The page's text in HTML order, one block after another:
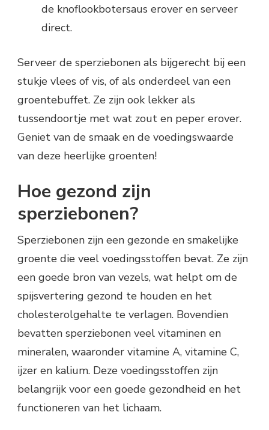
de knoflookbotersaus erover en serveer
direct.
Serveer de sperziebonen als bijgerecht bij een
stukje vlees of vis, of als onderdeel van een
groentebuffet. Ze zijn ook lekker als
tussendoortje met wat zout en peper erover.
Geniet van de smaak en de voedingswaarde
van deze heerlijke groenten!
Hoe gezond zijn
sperziebonen?
Sperziebonen zijn een gezonde en smakelijke
groente die veel voedingsstoffen bevat. Ze zijn
een goede bron van vezels, wat helpt om de
spijsvertering gezond te houden en het
cholesterolgehalte te verlagen. Bovendien
bevatten sperziebonen veel vitaminen en
mineralen, waaronder vitamine A, vitamine C,
ijzer en kalium. Deze voedingsstoffen zijn
belangrijk voor een goede gezondheid en het
functioneren van het lichaam.